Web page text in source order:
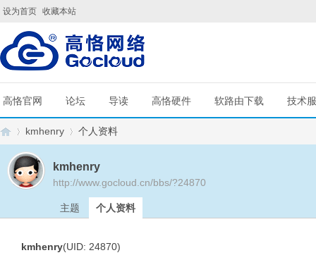
设为首页 收藏本站
高恪官网 论坛 导读 高恪硬件 软路由下载 技术
kmhenry
›
个人资料
kmhenry
http://www.gocloud.cn/bbs/?24870
主题 个人资料
kmhenry(UID: 24870)